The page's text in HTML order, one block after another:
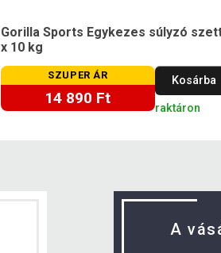
Gorilla Sports Egykezes súlyzó
x 10 kg
SZUPER ÁR
14 890 Ft
Kosárba
raktáron
A